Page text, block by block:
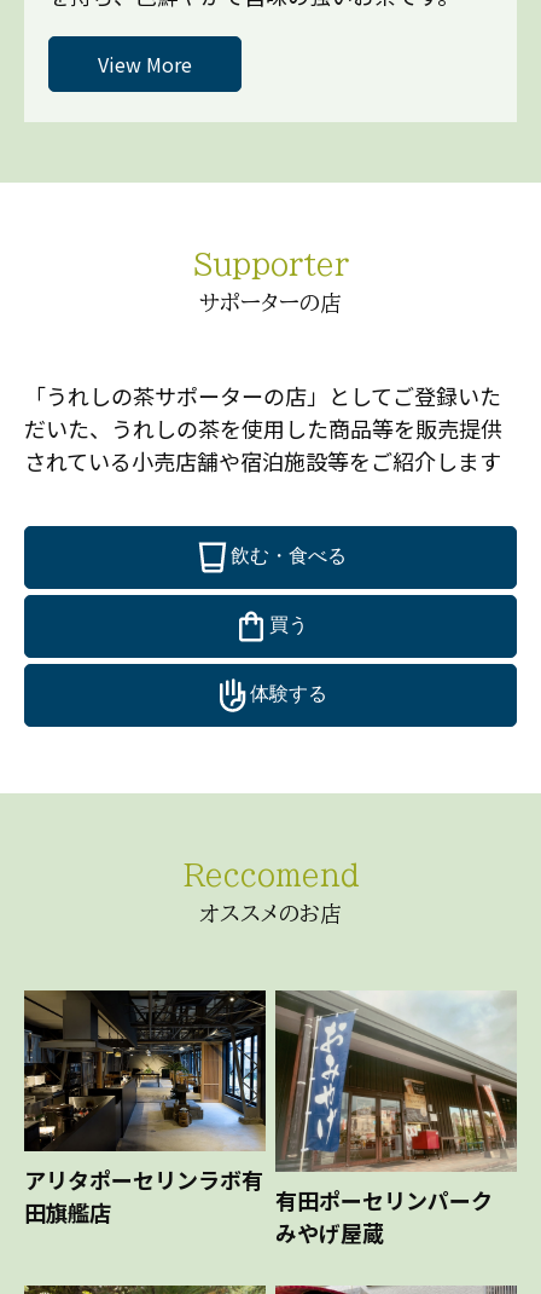
View More
サポーターの店
「うれしの茶サポーターの店」としてご登録いた
だいた、うれしの茶を使用した商品等を販売提供
されている小売店舗や宿泊施設等をご紹介します
飲む・食べる
買う
体験する
オススメのお店
アリタポーセリンラボ有
田旗艦店
有田ポーセリンパーク
みやげ屋蔵